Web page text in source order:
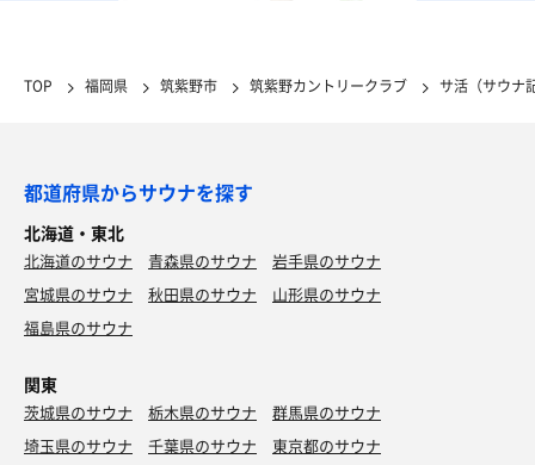
TOP 福岡県 筑紫野市 筑紫野カントリークラブ サ活（サウナ
都道府県からサウナを探す
北海道・東北
北海道のサウナ 青森県のサウナ
岩手県のサウナ
宮城県のサウナ
秋田県のサウナ
山形県のサウナ
福島県のサウナ
関東
茨城県のサウナ 栃木県のサウナ
群馬県のサウナ
埼玉県のサウナ
千葉県のサウナ
東京都のサウナ